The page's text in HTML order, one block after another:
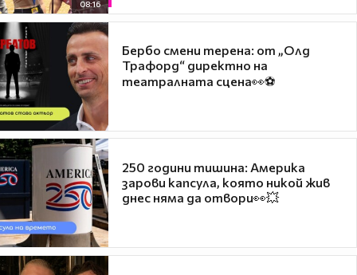
08:16
Бербо смени терена: от „Олд
Трафорд“ директно на
театралната сцена👀⚽
250 години тишина: Америка
зарови капсула, която никой жив
днес няма да отвори👀💥